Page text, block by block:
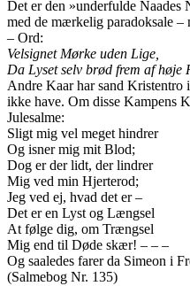
Det er den »underfulde Naades
med de mærkelig paradoksale –
– Ord:
Velsignet Mørke uden Lige,
Da Lyset selv brød frem af høje
Andre Kaar har sand
ikke have. Om disse Kampens
Julesalme:
Sligt mig vel meget hindrer
Og isner mig mit Blod;
Dog er der lidt, der lindrer
Mig ved min Hjerterod;
Jeg ved ej, hvad det er –
Det er en Lyst og Længsel
At følge dig, om Trængsel
Mig end til Døde skær! – – –
Og saaledes farer da Simeon i
(Salmebog Nr. 135)